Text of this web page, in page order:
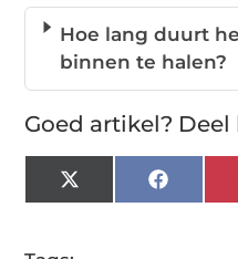
Hoe lang duurt
binnen te halen?
Goed artikel?
X
(Twitter)